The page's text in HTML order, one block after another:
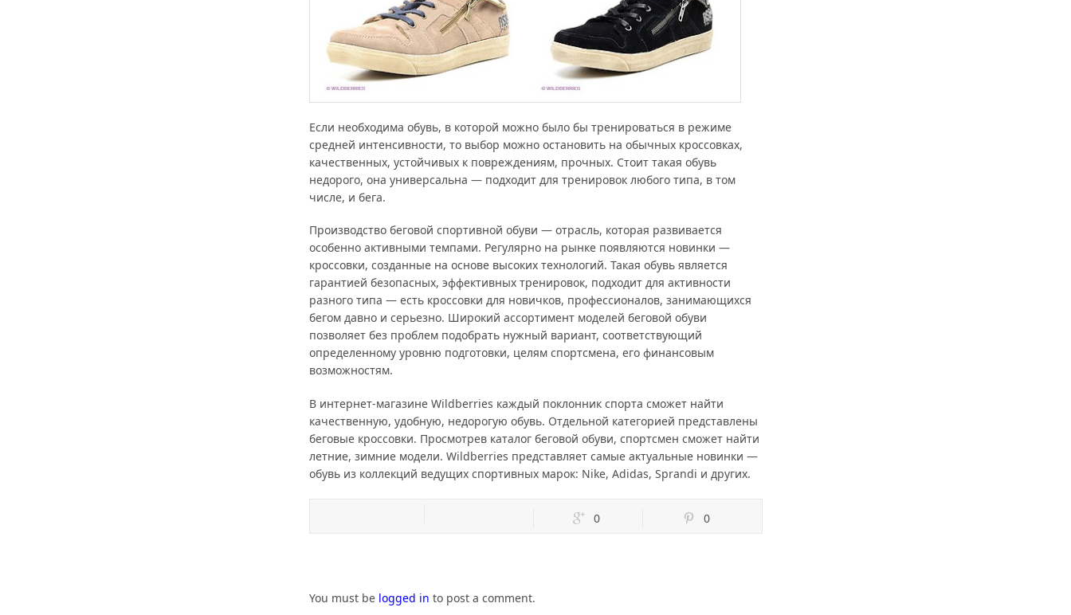
Если необходима обувь, в которой можно было бы тренироваться в режиме
средней интенсивности, то выбор можно остановить на обычных кроссовках,
качественных, устойчивых к повреждениям, прочных. Стоит такая обувь
недорого, она универсальна — подходит для тренировок любого типа, в том
числе, и бега.
Производство беговой спортивной обуви — отрасль, которая развивается
особенно активными темпами. Регулярно на рынке появляются новинки —
кроссовки, созданные на основе высоких технологий. Такая обувь является
гарантией безопасных, эффективных тренировок, подходит для активности
разного типа — есть кроссовки для новичков, профессионалов, занимающихся
бегом давно и серьезно. Широкий ассортимент моделей беговой обуви
позволяет без проблем подобрать нужный вариант, соответствующий
определенному уровню подготовки, целям спортсмена, его финансовым
возможностям.
В интернет-магазине Wildberries каждый поклонник спорта сможет найти
качественную, удобную, недорогую обувь. Отдельной категорией представлены
беговые кроссовки. Просмотрев каталог беговой обуви, спортсмен сможет найти
летние, зимние модели. Wildberries представляет самые актуальные новинки —
обувь из коллекций ведущих спортивных марок: Nike, Adidas, Sprandi и других.
0 0
You must be logged in to post a comment.